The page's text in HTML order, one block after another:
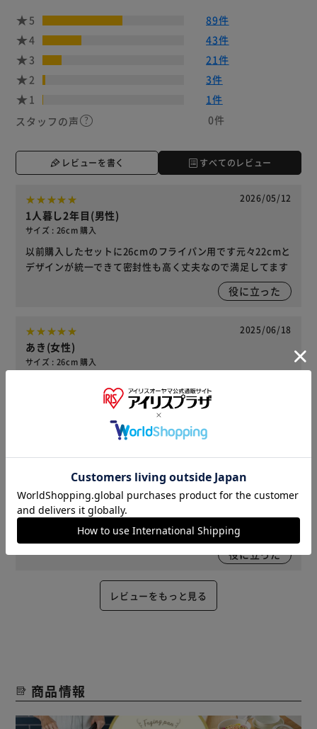
5
89件
4
43件
3
21件
2
3件
1
1件
スタッフの声
0件
レビューを書く すべてのレビュー
2026/05/12
1人暮し2年目(男性)
サイズ : 26cm 購入
以前購入したセットに26cmのフライパン用です元々22cmと
デザインが統一できて密封性も高く丈夫なので満足してます
役に立った
2025/06/18
あき(女性)
サイズ : 26cm 購入
ました。やはり蓋があると便利です。コンパクトで場所もと
らないので、助かってます。
2025/06/03
らいとにんぐぅ(男性)
サイズ : 26cm 購入
初めての一人暮らしにちょうどいい調理器具。
役に立った
レビューをもっと見る
商品情報